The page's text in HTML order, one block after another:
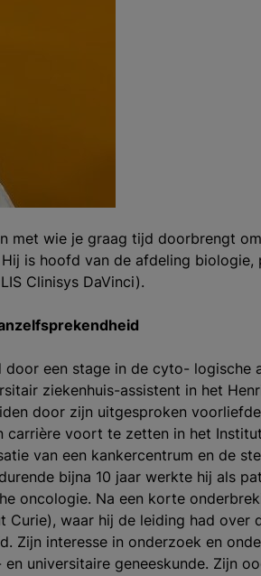
met wie je graag tijd doorbrengt
is hoofd van de afdeling biologie,
Clinisys DaVinci).
een stage in de cyto- logische
ziekenhuis-assistent in het
door zijn uitgesproken
voort te zetten in het
van een kankercentrum en de
bijna 10 jaar werkte hij als
oncologie. Na een korte
Curie), waar hij de leiding had over
Zijn interesse in onderzoek en
universitaire geneeskunde. Zijn